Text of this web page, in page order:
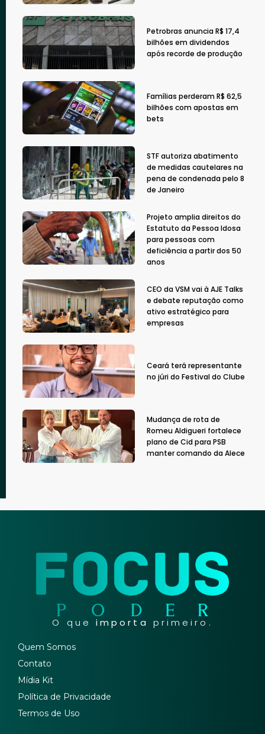
Petrobras anuncia R$ 17,4
bilhões em dividendos
após recorde de produção
Famílias perderam R$ 62,5
bilhões com apostas em
bets
STF autoriza abatimento
de medidas cautelares na
pena de condenada pelo 8
de Janeiro
Projeto amplia direitos do
Estatuto da Pessoa Idosa
para pessoas com
deficiência a partir dos 50
anos
CEO da VSM vai à AJE Talks
e debate reputação como
ativo estratégico para
empresas
Ceará terá representante
no júri do Festival do Clube
Mudança de rota de
Romeu Aldigueri fortalece
plano de Cid para PSB
manter comando da Alece
O que importa primeiro.
Quem Somos
Contato
Mídia Kit
Política de Privacidade
Termos de Uso